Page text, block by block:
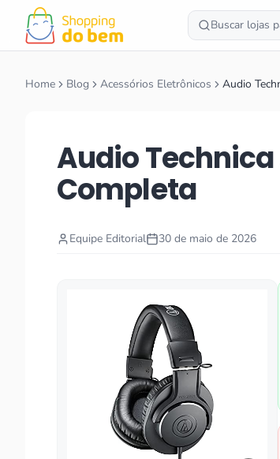
Buscar lojas
Home Blog Acessórios Eletrônicos Audio
Audio Technica
Completa
Equipe Editorial 30 de maio de 2026